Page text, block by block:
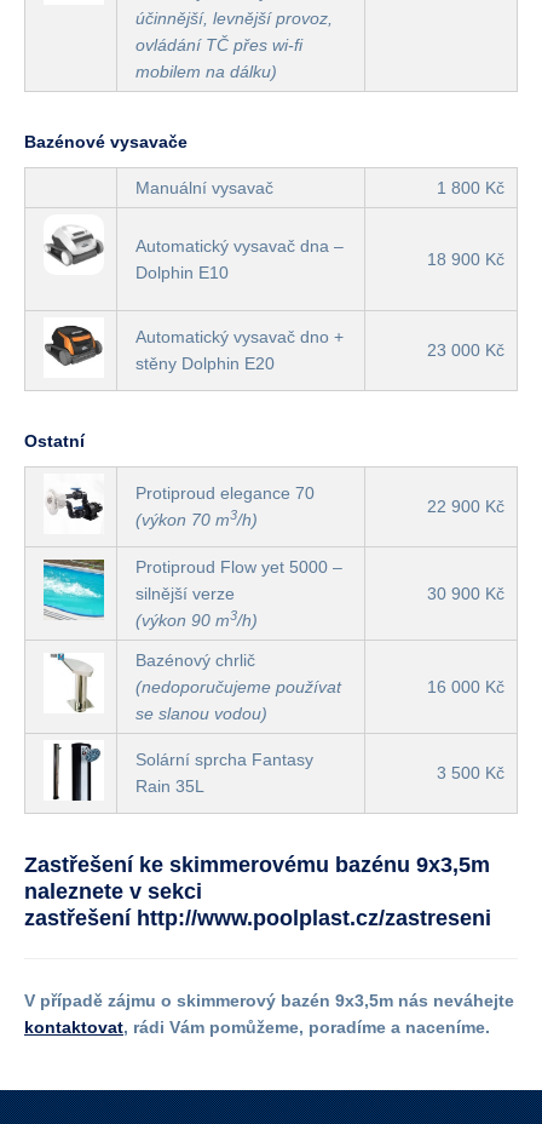
účinnější, levnější provoz,
ovládání TČ přes wi-fi
mobilem na dálku)
Bazénové vysavače
Manuální vysavač 1 800 Kč
Automatický vysavač dna –
Dolphin E10
18 900 Kč
Automatický vysavač dno +
stěny Dolphin E20
23 000 Kč
Ostatní
Protiproud elegance 70
(výkon 70 m3/h)
22 900 Kč
Protiproud Flow yet 5000 –
silnější verze
(výkon 90 m3/h)
30 900 Kč
Bazénový chrlič
(nedoporučujeme používat
se slanou vodou)
16 000 Kč
Solární sprcha Fantasy
Rain 35L
3 500 Kč
Zastřešení ke skimmerovému bazénu 9x3,5m
naleznete v sekci
zastřešení http://www.poolplast.cz/zastreseni
V případě zájmu o skimmerový bazén 9x3,5m nás neváhejte
kontaktovat, rádi Vám pomůžeme, poradíme a naceníme.